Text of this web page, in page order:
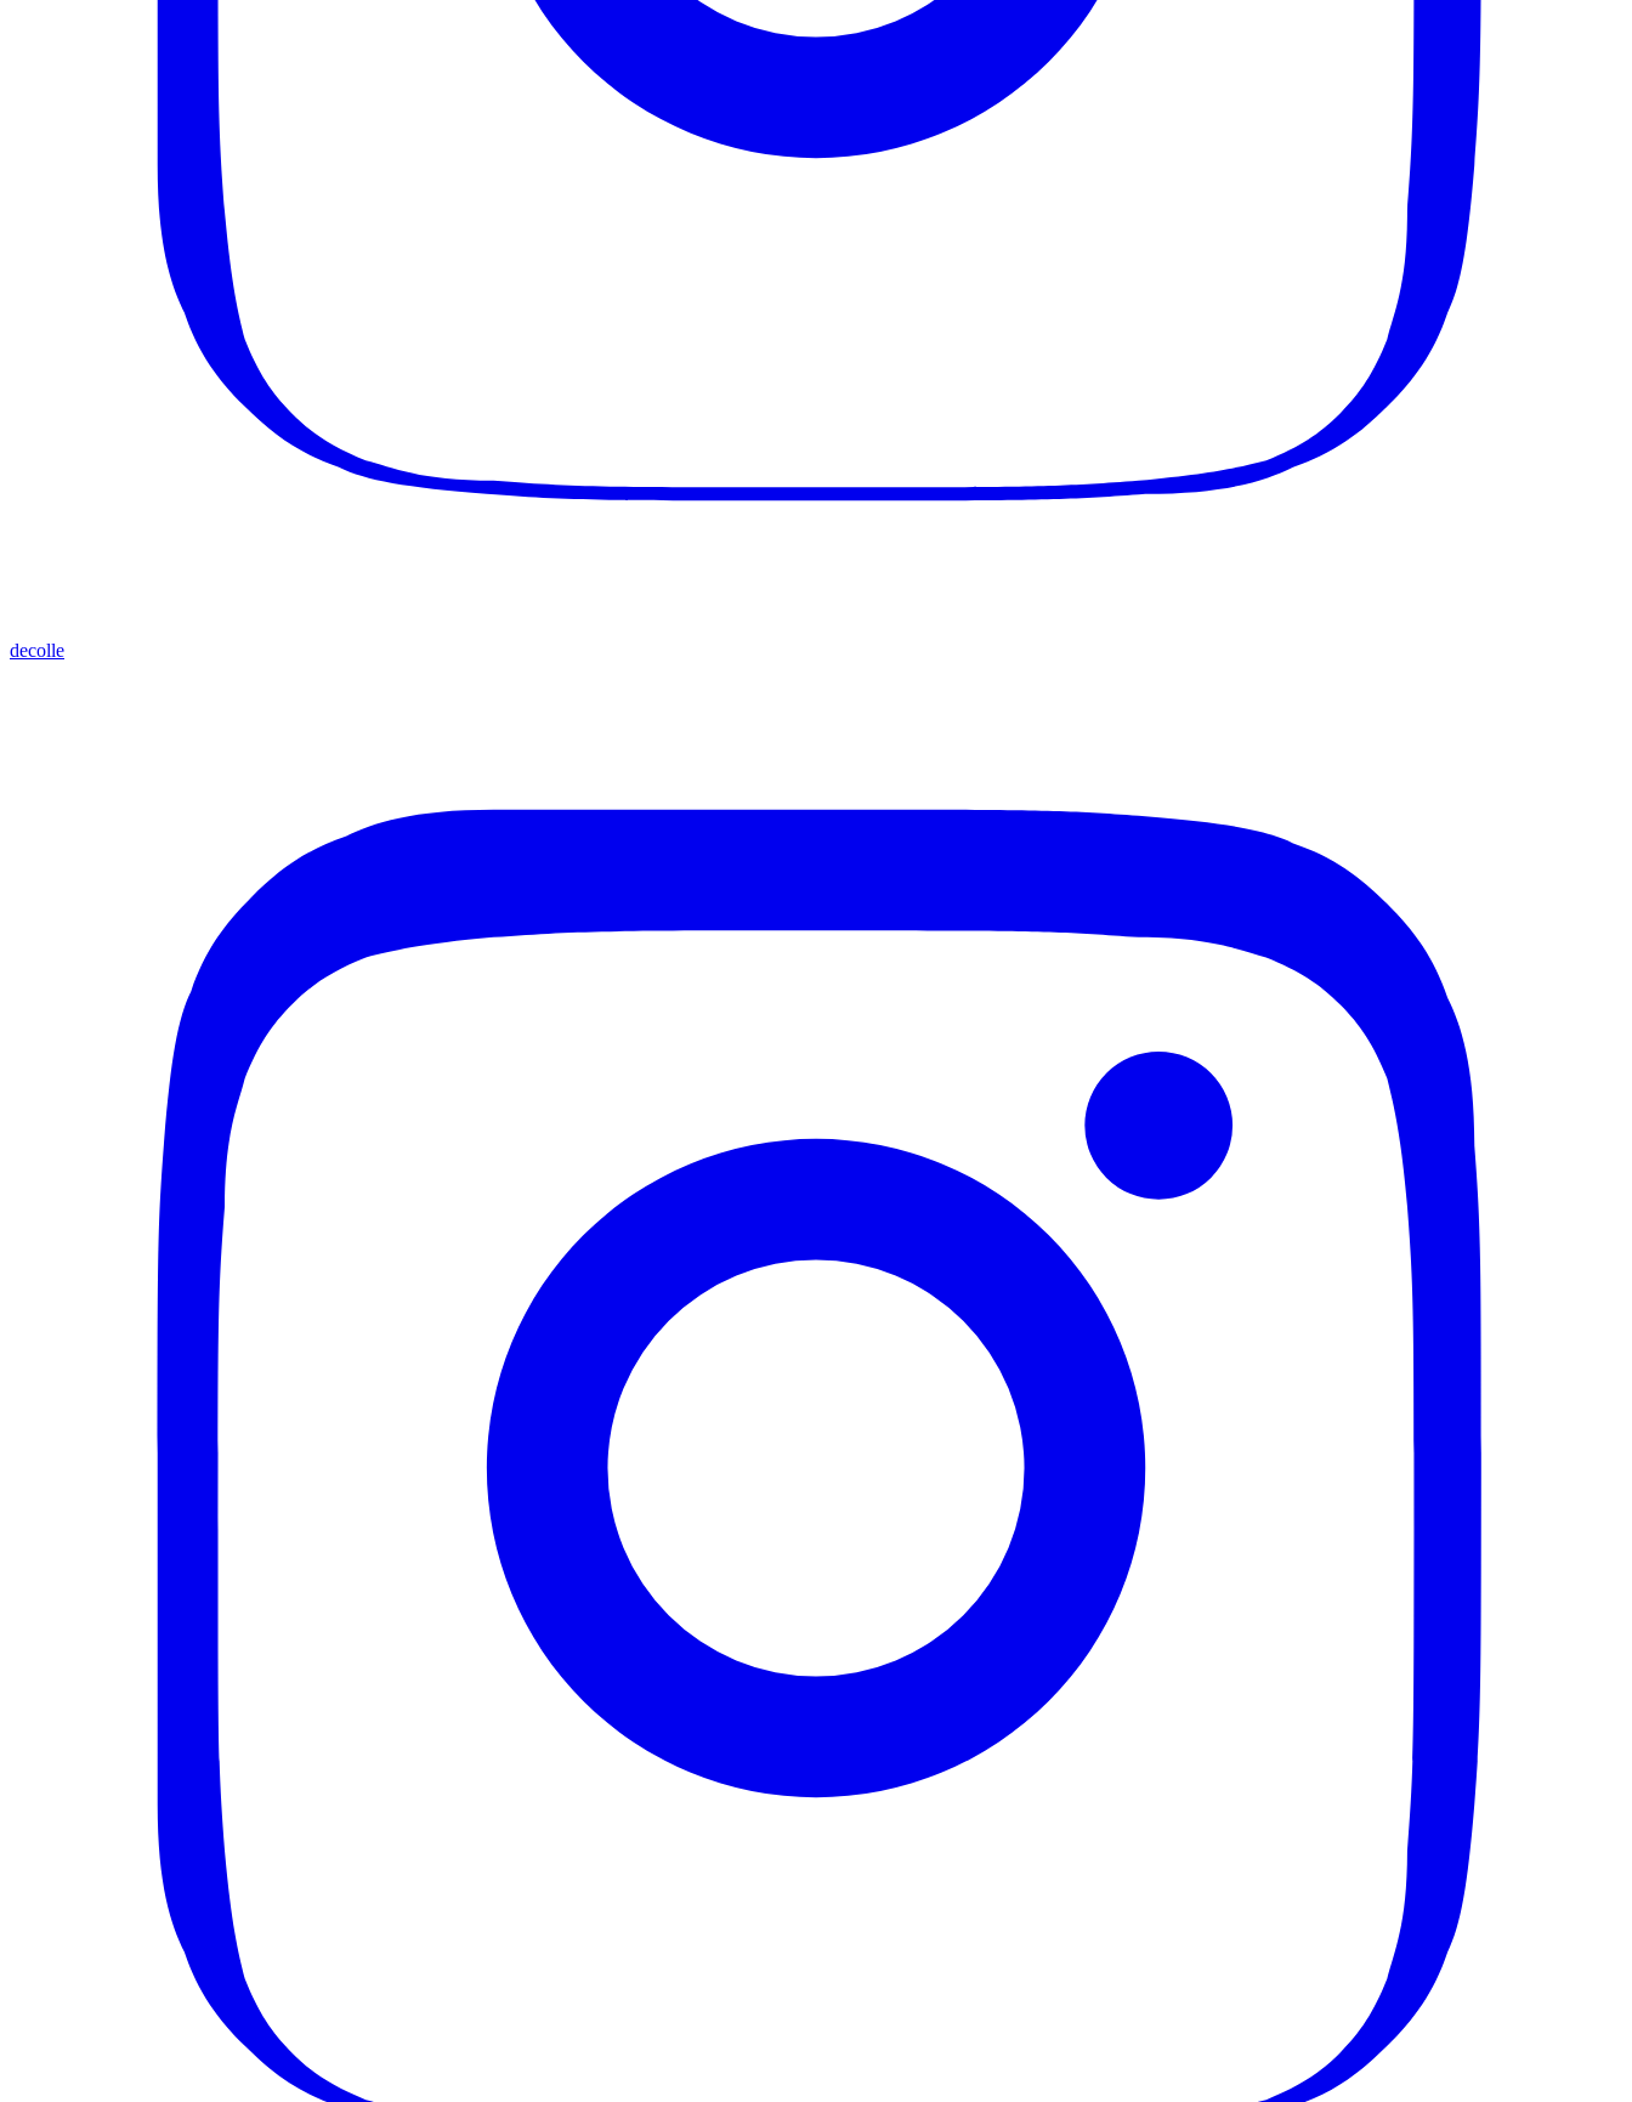
decolle